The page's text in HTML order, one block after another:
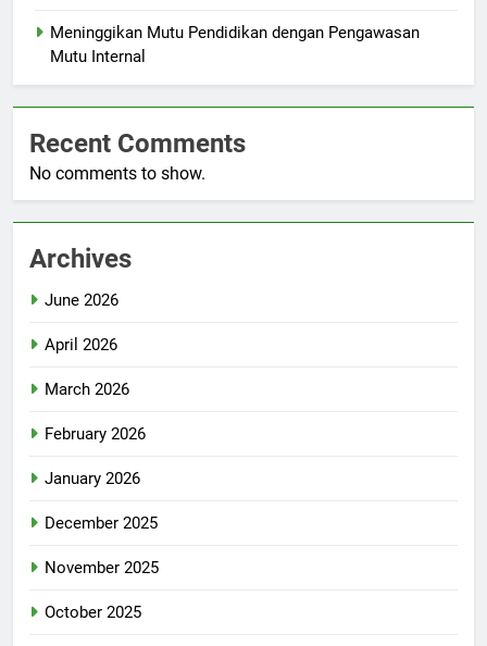
Meninggikan Mutu Pendidikan dengan Pengawasan
Mutu Internal
Recent Comments
No comments to show.
Archives
June 2026
April 2026
March 2026
February 2026
January 2026
December 2025
November 2025
October 2025